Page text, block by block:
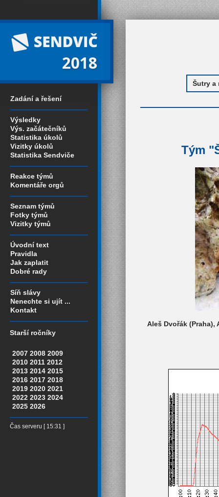
2018
Zadání a řešení
Výsledky
Výs. začátečníků
Statistika úkolů
Vizitky úkolů
Statistika Sendviče
Reakce týmů
Komentáře orgů
Seznam týmů
Fotky týmů
Vizitky týmů
Úvodní text
Pravidla
Jak zaplatit
Dobré rady
Síň slávy
Nenechte si ujít ...
Kontakt
Starší ročníky
2007 2008 2009
2010 2011 2012
2013 2014 2015
2016 2017 2018
2019 2020 2021
2022 2023 2024
2025 2026
Čas serveru [ 15:31 ]
Tým
Aleš Dvořák (Praha),